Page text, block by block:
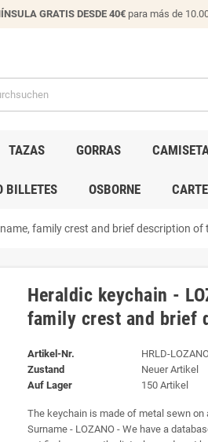
GRATIS DESDE 40€para más de
TAZAS GORRAS
BILLETES OSBORNE
family crest and brief description of
Heraldic keychain -
family crest and brief
Artikel-Nr.
HRLD-
Zustand
Neuer Artikel
Auf Lager
150 Artikel
The keychain is made of metal sewn
Surname - LOZANO - We have a